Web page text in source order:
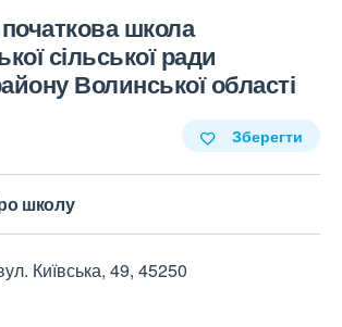
початкова школа
сільської ради
Волинської області
Зберегти
школу
Київська, 49, 45250